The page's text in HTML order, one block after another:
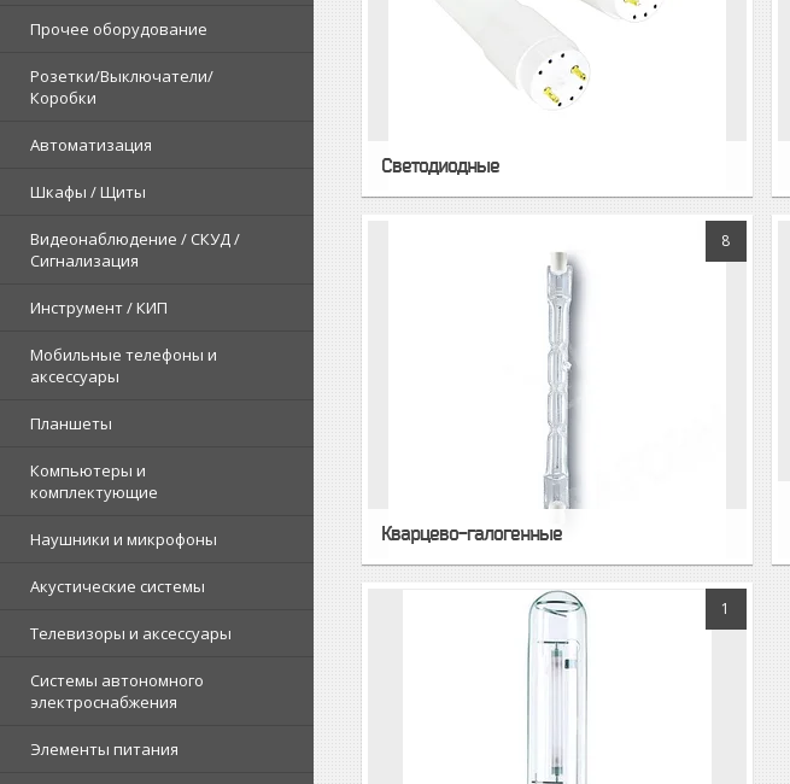
Прочее оборудование
Розетки/Выключатели/
Коробки
Автоматизация
Шкафы / Щиты
Видеонаблюдение / СКУД /
Сигнализация
Инструмент / КИП
Мобильные телефоны и
аксессуары
Планшеты
Компьютеры и
комплектующие
Наушники и микрофоны
Акустические системы
Телевизоры и аксессуары
Системы автономного
электроснабжения
Элементы питания
Светодиодные
8
Кварцево-галогенные
1